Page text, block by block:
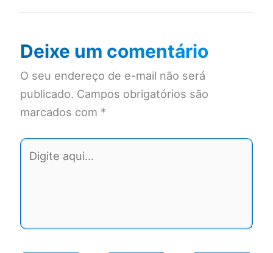
Deixe um comentário
O seu endereço de e-mail não será
publicado. Campos obrigatórios são
marcados com *
Digite
aqui...